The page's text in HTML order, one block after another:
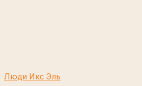
Люди Икс Эль